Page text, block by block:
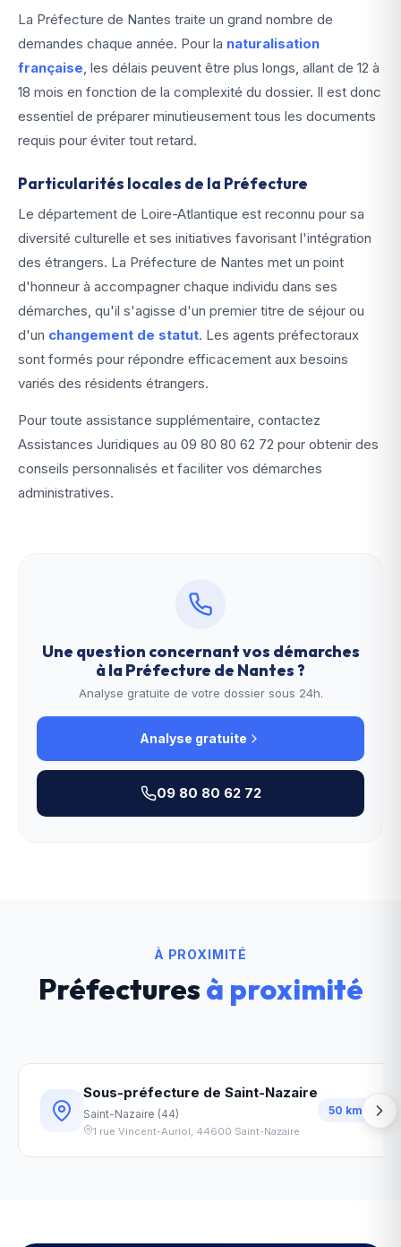
La Préfecture de Nantes traite un grand nombre de
demandes chaque année. Pour la naturalisation
française, les délais peuvent être plus longs, allant de 12 à
18 mois en fonction de la complexité du dossier. Il est donc
essentiel de préparer minutieusement tous les documents
requis pour éviter tout retard.
Particularités locales de la Préfecture
Le département de Loire-Atlantique est reconnu pour sa
diversité culturelle et ses initiatives favorisant l'intégration
des étrangers. La Préfecture de Nantes met un point
d'honneur à accompagner chaque individu dans ses
démarches, qu'il s'agisse d'un premier titre de séjour ou
d'un changement de statut. Les agents préfectoraux
sont formés pour répondre efficacement aux besoins
variés des résidents étrangers.
Pour toute assistance supplémentaire, contactez
Assistances Juridiques au 09 80 80 62 72 pour obtenir des
conseils personnalisés et faciliter vos démarches
administratives.
Une question concernant vos démarches
à laPréfecture de Nantes?
Analyse gratuite de votre dossier sous 24h.
Analyse gratuite
09 80 80 62 72
À PROXIMITÉ
Préfecturesà proximité
Sous-préfecture de Saint-Nazaire
Saint-Nazaire (44)
1 rue Vincent-Auriol, 44600 Saint-Nazaire
50 km